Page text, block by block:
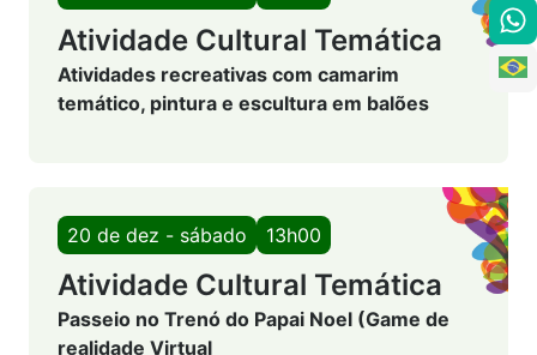
Atividade Cultural Temática
Atividades recreativas com camarim
temático, pintura e escultura em balões
20 de dez - sábado 13h00
Atividade Cultural Temática
Passeio no Trenó do Papai Noel (Game de
realidade Virtual